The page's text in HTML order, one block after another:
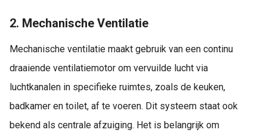
2. Mechanische Ventilatie
Mechanische ventilatie maakt gebruik van een continu
draaiende ventilatiemotor om vervuilde lucht via
luchtkanalen in specifieke ruimtes, zoals de keuken,
badkamer en toilet, af te voeren. Dit systeem staat ook
bekend als centrale afzuiging. Het is belangrijk om